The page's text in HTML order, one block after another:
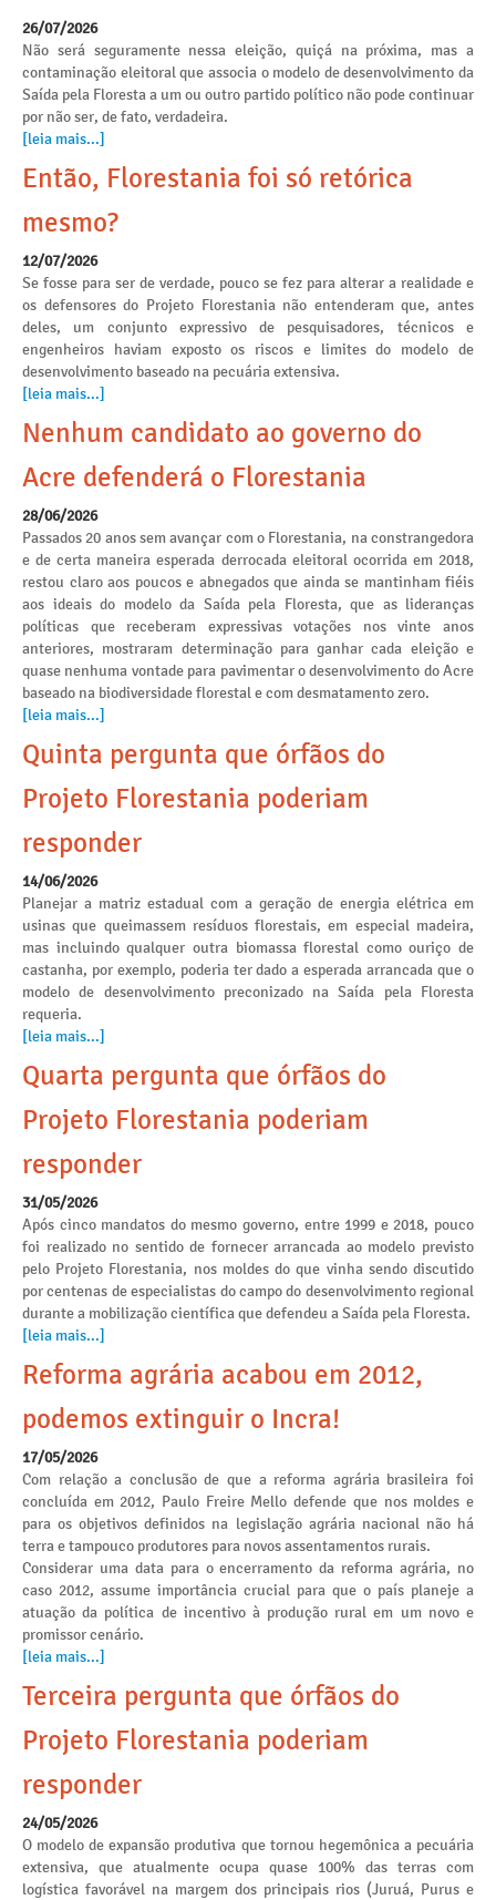
26/07/2026
Não será seguramente nessa eleição, quiçá na próxima, mas a
contaminação eleitoral que associa o modelo de desenvolvimento da
Saída pela Floresta a um ou outro partido político não pode continuar
por não ser, de fato, verdadeira.
[leia mais...]
Então, Florestania foi só retórica
mesmo?
12/07/2026
Se fosse para ser de verdade, pouco se fez para alterar a realidade e
os defensores do Projeto Florestania não entenderam que, antes
deles, um conjunto expressivo de pesquisadores, técnicos e
engenheiros haviam exposto os riscos e limites do modelo de
desenvolvimento baseado na pecuária extensiva.
[leia mais...]
Nenhum candidato ao governo do
Acre defenderá o Florestania
28/06/2026
Passados 20 anos sem avançar com o Florestania, na constrangedora
e de certa maneira esperada derrocada eleitoral ocorrida em 2018,
restou claro aos poucos e abnegados que ainda se mantinham fiéis
aos ideais do modelo da Saída pela Floresta, que as lideranças
políticas que receberam expressivas votações nos vinte anos
anteriores, mostraram determinação para ganhar cada eleição e
quase nenhuma vontade para pavimentar o desenvolvimento do Acre
baseado na biodiversidade florestal e com desmatamento zero.
[leia mais...]
Quinta pergunta que órfãos do
Projeto Florestania poderiam
responder
14/06/2026
Planejar a matriz estadual com a geração de energia elétrica em
usinas que queimassem resíduos florestais, em especial madeira,
mas incluindo qualquer outra biomassa florestal como ouriço de
castanha, por exemplo, poderia ter dado a esperada arrancada que o
modelo de desenvolvimento preconizado na Saída pela Floresta
requeria.
[leia mais...]
Quarta pergunta que órfãos do
Projeto Florestania poderiam
responder
31/05/2026
Após cinco mandatos do mesmo governo, entre 1999 e 2018, pouco
foi realizado no sentido de fornecer arrancada ao modelo previsto
pelo Projeto Florestania, nos moldes do que vinha sendo discutido
por centenas de especialistas do campo do desenvolvimento regional
durante a mobilização científica que defendeu a Saída pela Floresta.
[leia mais...]
Reforma agrária acabou em 2012,
podemos extinguir o Incra!
17/05/2026
Com relação a conclusão de que a reforma agrária brasileira foi
concluída em 2012, Paulo Freire Mello defende que nos moldes e
para os objetivos definidos na legislação agrária nacional não há
terra e tampouco produtores para novos assentamentos rurais.
Considerar uma data para o encerramento da reforma agrária, no
caso 2012, assume importância crucial para que o país planeje a
atuação da política de incentivo à produção rural em um novo e
promissor cenário.
[leia mais...]
Terceira pergunta que órfãos do
Projeto Florestania poderiam
responder
24/05/2026
O modelo de expansão produtiva que tornou hegemônica a pecuária
extensiva, que atualmente ocupa quase 100% das terras com
logística favorável na margem dos principais rios (Juruá, Purus e